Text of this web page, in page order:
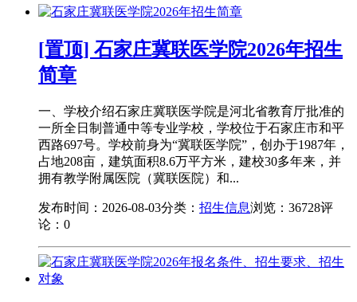
[置顶] 石家庄冀联医学院2026年招生
简章
一、学校介绍石家庄冀联医学院是河北省教育厅批准的
一所全日制普通中等专业学校，学校位于石家庄市和平
西路697号。学校前身为“冀联医学院”，创办于1987年，
占地208亩，建筑面积8.6万平方米，建校30多年来，并
拥有教学附属医院（冀联医院）和...
发布时间：2026-08-03分类： 招生信息浏览：36728评
论：0